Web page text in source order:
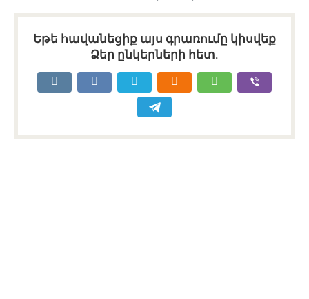
Եթե հավանեցիք այս գրառումը կիսվեք
Ձեր ընկերների հետ.